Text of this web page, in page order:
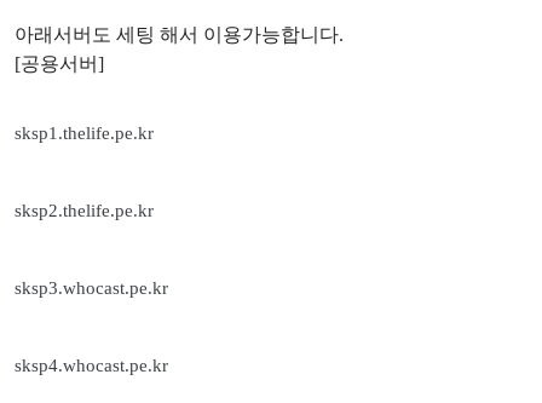
아래서버도 세팅 해서 이용가능합니다.
[공용서버]
sksp1.thelife.pe.kr
sksp2.thelife.pe.kr
sksp3.whocast.pe.kr
sksp4.whocast.pe.kr